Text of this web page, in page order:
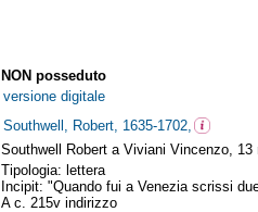
NON posseduto
versione digitale
Southwell, Robert, 1635-1702,
Southwell Robert a Viviani Vincenzo, 13
Tipologia: lettera
Incipit: "Quando fui a Venezia scrissi
A c. 215v indirizzo